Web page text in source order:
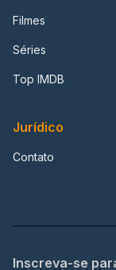
Filmes
Séries
Top IMDB
Jurídico
Contato
Inscreva-se